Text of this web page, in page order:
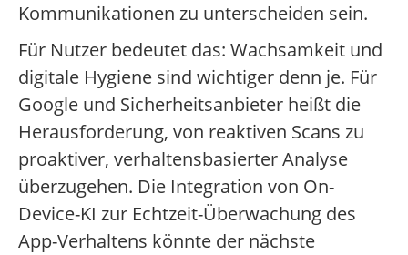
Kommunikationen zu unterscheiden sein.
Für Nutzer bedeutet das: Wachsamkeit und
digitale Hygiene sind wichtiger denn je. Für
Google und Sicherheitsanbieter heißt die
Herausforderung, von reaktiven Scans zu
proaktiver, verhaltensbasierter Analyse
überzugehen. Die Integration von On-
Device-KI zur Echtzeit-Überwachung des
App-Verhaltens könnte der nächste